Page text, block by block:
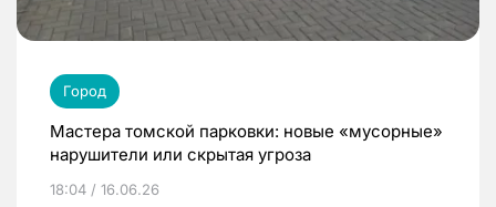
Город
Мастера томской парковки: новые «мусорные»
нарушители или скрытая угроза
18:04 / 16.06.26